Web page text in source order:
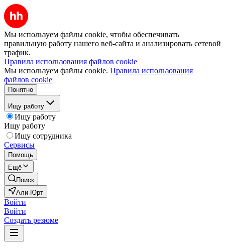
Мы используем файлы cookie, чтобы обеспечивать
правильную работу нашего веб-сайта и анализировать сетевой
трафик.
Правила использования файлов cookie
Мы используем файлы cookie. Правила использования
файлов cookie
Понятно
Ищу работу
Ищу работу
Ищу работу
Ищу сотрудника
Сервисы
Помощь
Ещё
Поиск
Али-Юрт
Войти
Войти
Создать резюме